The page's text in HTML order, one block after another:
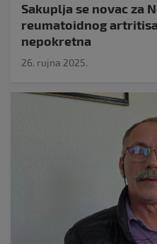
Sakuplja se novac za
reumatoidnog
nepokretna
26. rujna 2025.